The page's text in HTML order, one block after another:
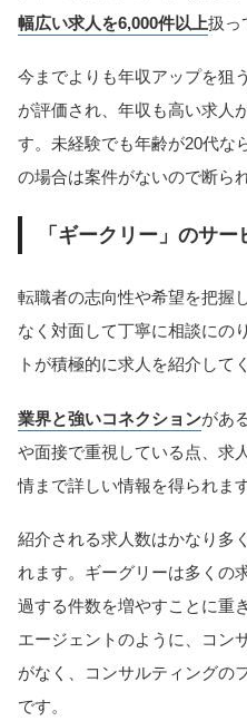
幅広い求人を6,000件以上扱っ
今までよりも年収アップを狙
が評価され、年収も高い求人
す。未経験でも年齢が20代な
の場合は案件がないので断ら
「ギークリー」のサー
転職者の志向性や希望を把握
なく対面して丁寧に相談にの
トが積極的に求人を紹介して
業界と強いコネクションがあ
や面接で重視している点、求
情まで詳しい情報を得られます
紹介される求人数はかなり多
れます。ギーグリーは多くの
過する件数を増やすことに重
エージェントのように、コン
がなく、コンサルティングの
です。